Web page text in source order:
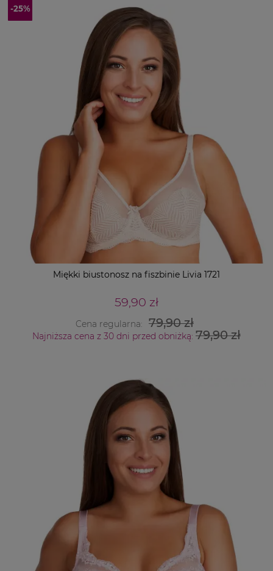
Miękki biustonosz na fiszbinie Livia 1721
59,90 zł
Cena regularna: 79,90 zł
Najniższa cena z 30 dni przed obniżką: 79,90 zł